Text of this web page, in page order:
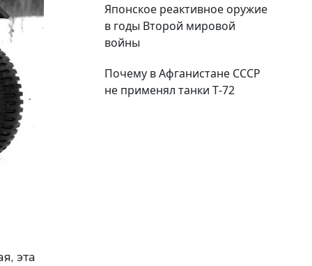
эта
Японское реактивное оружие
в годы Второй мировой
войны
Почему в Афганистане СССР
не применял танки Т‑72